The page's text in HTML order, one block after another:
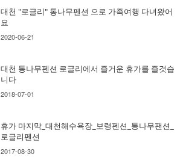
대천 "로글리" 통나무펜션 으로 가족여행 다녀왔어
요
2020-06-21
대천 통나무펜션 로글리에서 즐거운 휴가를 즐겻습
니다
2018-07-01
휴가 마지막_대천해수욕장_보령펜션_통나무팬션_
로글리펜션
2017-08-30